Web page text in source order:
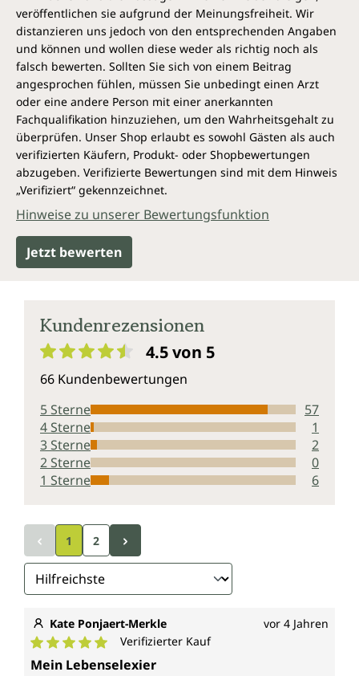
veröffentlichen sie aufgrund der Meinungsfreiheit. Wir
distanzieren uns jedoch von den entsprechenden Angaben
und können und wollen diese weder als richtig noch als
falsch bewerten. Sollten Sie sich von einem Beitrag
angesprochen fühlen, müssen Sie unbedingt einen Arzt
oder eine andere Person mit einer anerkannten
Fachqualifikation hinzuziehen, um den Wahrheitsgehalt zu
überprüfen. Unser Shop erlaubt es sowohl Gästen als auch
verifizierten Käufern, Produkt- oder Shopbewertungen
abzugeben. Verifizierte Bewertungen sind mit dem Hinweis
„Verifiziert“ gekennzeichnet.
Hinweise zu unserer Bewertungsfunktion
Jetzt bewerten
Kundenrezensionen
4.5 von 5
66 Kundenbewertungen
5 Sterne
57
4 Sterne
1
3 Sterne
2
2 Sterne
0
1 Sterne
6
1 2
Kate Ponjaert-Merkle vor 4 Jahren
Durchschnittliche Bewertung von 5 von 5 Sternen
Verifizierter Kauf
Mein Lebenselexier